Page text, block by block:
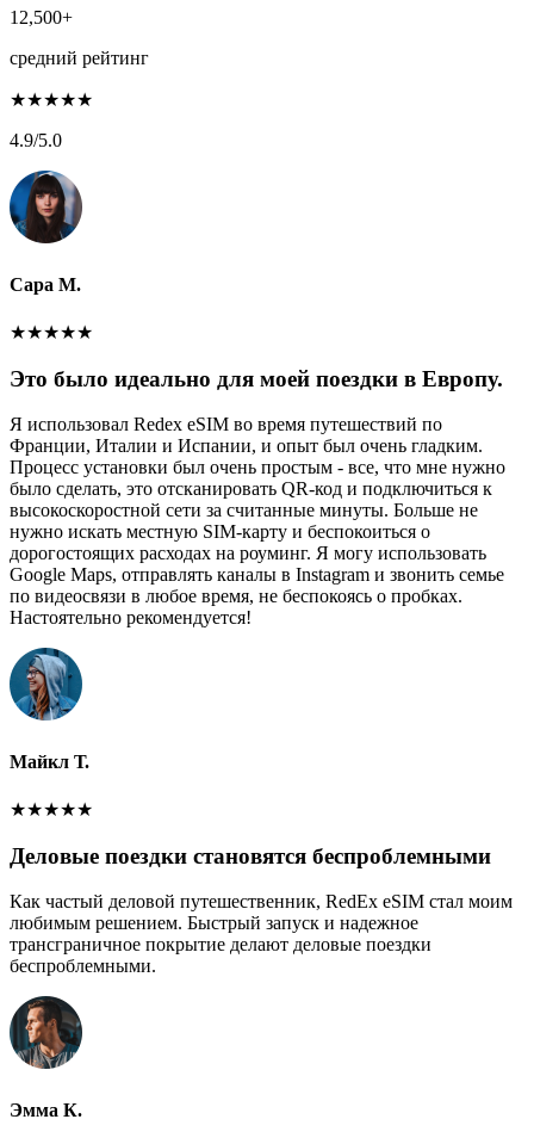
12,500+
средний рейтинг
★★★★★
4.9/5.0
Сара М.
★★★★★
Это было идеально для моей поездки в Европу.
Я использовал Redex eSIM во время путешествий по
Франции, Италии и Испании, и опыт был очень гладким.
Процесс установки был очень простым - все, что мне нужно
было сделать, это отсканировать QR-код и подключиться к
высокоскоростной сети за считанные минуты. Больше не
нужно искать местную SIM-карту и беспокоиться о
дорогостоящих расходах на роуминг. Я могу использовать
Google Maps, отправлять каналы в Instagram и звонить семье
по видеосвязи в любое время, не беспокоясь о пробках.
Настоятельно рекомендуется!
Майкл Т.
★★★★★
Деловые поездки становятся беспроблемными
Как частый деловой путешественник, RedEx eSIM стал моим
любимым решением. Быстрый запуск и надежное
трансграничное покрытие делают деловые поездки
беспроблемными.
Эмма К.